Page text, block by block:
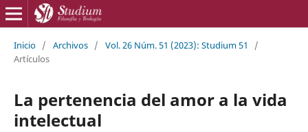
Inicio / Archivos / Vol. 26 Núm. 51 (2023): Studium 51
/
Artículos
La pertenencia del amor a la vida
intelectual